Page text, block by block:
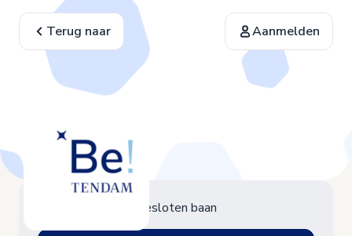
Terug naar Aanmelden
Gesloten baan